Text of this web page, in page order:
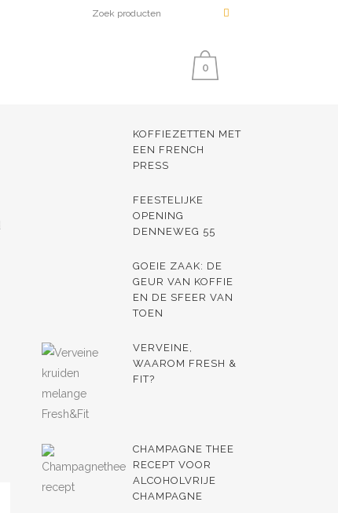
0
KONINGSDAG 2024
KOFFIEZETTEN MET
EEN FRENCH
PRESS
FEESTELIJKE
OPENING
DENNEWEG 55
GOEIE ZAAK: DE
GEUR VAN KOFFIE
EN DE SFEER VAN
TOEN
VERVEINE,
WAAROM FRESH &
FIT?
CHAMPAGNE THEE
RECEPT VOOR
ALCOHOLVRIJE
CHAMPAGNE